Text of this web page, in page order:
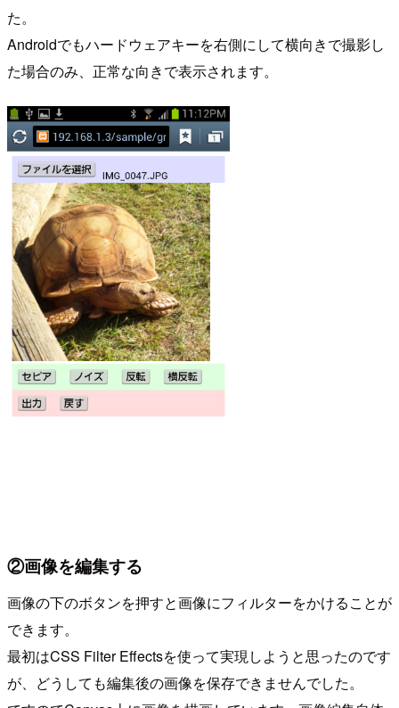
た。
Androidでもハードウェアキーを右側にして横向きで撮影し
た場合のみ、正常な向きで表示されます。
②画像を編集する
画像の下のボタンを押すと画像にフィルターをかけることが
できます。
最初はCSS Filter Effectsを使って実現しようと思ったのです
が、どうしても編集後の画像を保存できませんでした。